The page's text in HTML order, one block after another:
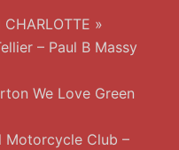
»
– Paul B Massy
We Love Green
Motorcycle Club –